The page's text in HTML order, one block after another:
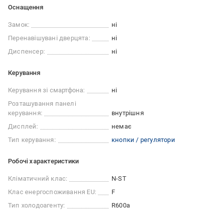
Оснащення
Замок:
ні
Перенавішувані дверцята:
ні
Диспенсер:
ні
Керування
Керування зі смартфона:
ні
Розташування панелі
керування:
внутрішня
Дисплей:
немає
Тип керування:
кнопки / регулятори
Робочі характеристики
Кліматичний клас:
N-ST
Клас енергоспоживання EU:
F
Тип холодоагенту:
R600a